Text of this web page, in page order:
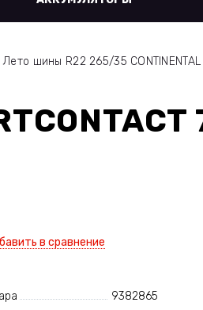
Лето шины R22 265/35
в сравнение
9382865